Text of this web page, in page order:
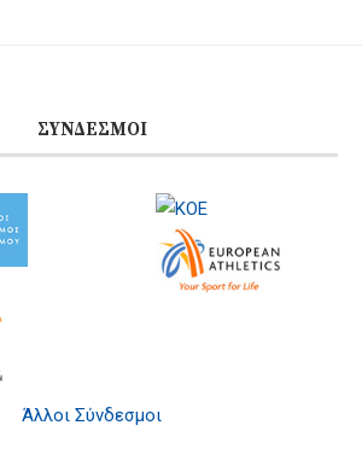
ΣΎΝΔΕΣΜΟΙ
Άλλοι Σύνδεσμοι